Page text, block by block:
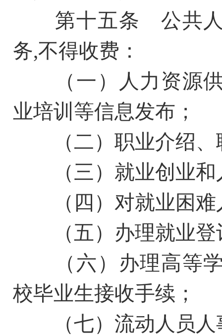
第十五条 公共人
务,不得收费：
（一）人力资源供
业培训等信息发布；
（二）职业介绍、
（三）就业创业和
（四）对就业困难
（五）办理就业登
（六）办理高等学
校毕业生接收手续；
（七）流动人员人